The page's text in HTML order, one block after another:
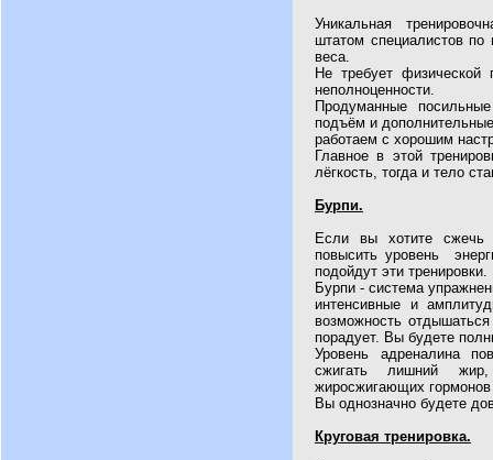
Уникальная
штатом специалистов
веса.
Не требует физической
неполноценности.
Продуманные
подъём и
работаем с хорошим
Главное в этой
лёгкость, тогда и тело
Бурпи.
Если вы хотите
повысить уровень
подойдут эти
Бурпи - система
интенсивные и
возможность
порадует. Вы будете
Уровень адреналина
сжигать лишний
жиросжигающих гормонов
Вы однозначно будете
Круговая тренировка.